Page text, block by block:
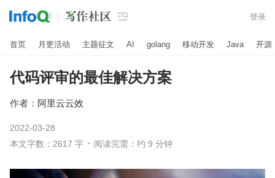
 登录
首页 月更活动 主题征文 AI golang 移动开发 Java 开源
代码评审的最佳解决方案
作者： 阿里云云效
2022-03-28
本文字数：2617 字
阅读完需：约 9 分钟